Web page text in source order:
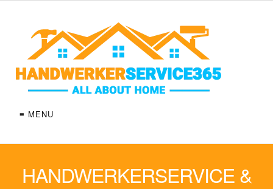
≡ MENU
HANDWERKERSERVICE &